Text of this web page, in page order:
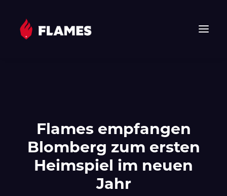
JUNIOR FLAMES
JUGEND
SPONSOREN & PARTNER
Flames empfangen
Blomberg zum ersten
Heimspiel im neuen
Jahr